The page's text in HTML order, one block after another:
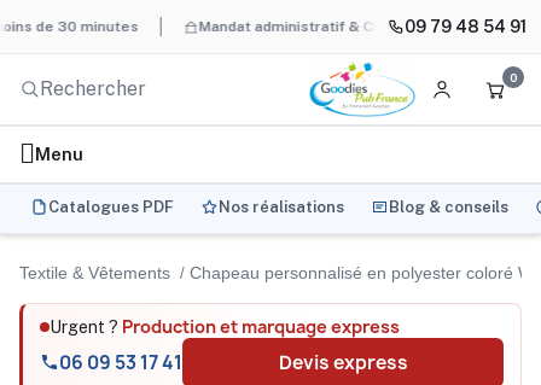
30 minutes Mandat administratif & Chorus Pro BAT
09 79 48 54 91
0
Menu
Catalogues PDF Nos réalisations Blog & conseils
Textile & Vêtements Chapeau personnalisé en polyester coloré
Urgent ? Production et marquage express
06 09 53 17 41 Devis express